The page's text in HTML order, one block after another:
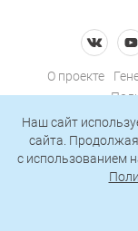
О проекте
127018, Москва,
Наш сайт
сайта.
c использованием